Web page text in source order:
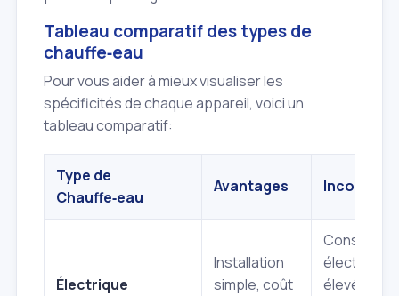
Tableau comparatif des types de
chauffe‑eau
Pour vous aider à mieux visualiser les
spécificités de chaque appareil, voici un
tableau comparatif:
Type de
Chauffe‑eau
Avantages
Électrique
Installation
simple, coût
électrique
élevée,